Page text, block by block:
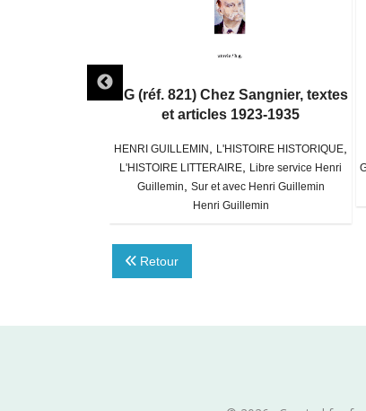
HG (réf. 821) Chez Sangnier, textes
et articles 1923-1935
HENRI GUILLEMIN L'HISTOIRE HISTORIQUE
L'HISTOIRE LITTERAIRE
Libre service Henri
Guillemin
Sur et avec Henri Guillemin
Henri Guillemin
Retour